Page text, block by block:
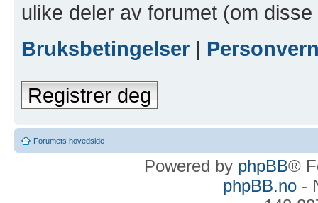
ulike deler av forumet (om
Bruksbetingelser |
Registrer deg
Forumets hovedside
Powered by phpBB®
phpBB.no-